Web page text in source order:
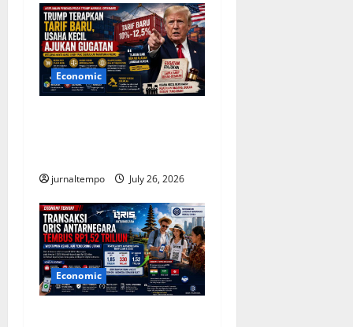
Economic
jurnaltempo July 26, 2026
Economic